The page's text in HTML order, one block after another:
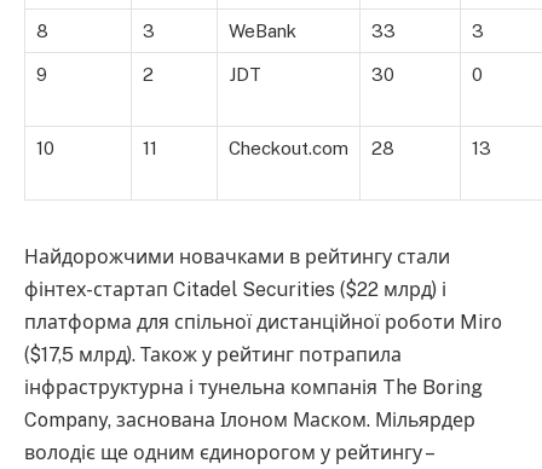
8 3 WeBank 33 3
9 2 JDT 30 0
10 11 Checkout.com 28 13
Найдорожчими новачками в рейтингу стали
фінтех-стартап Citadel Securities ($22 млрд) і
платформа для спільної дистанційної роботи Miro
($17,5 млрд). Також у рейтинг потрапила
інфраструктурна і тунельна компанія The Boring
Company, заснована Ілоном Маском. Мільярдер
володіє ще одним єдинорогом у рейтингу –